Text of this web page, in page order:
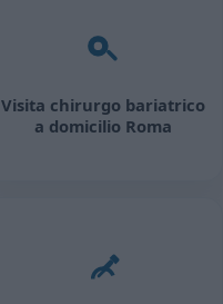
Visita chirurgo bariatrico
a domicilio Roma